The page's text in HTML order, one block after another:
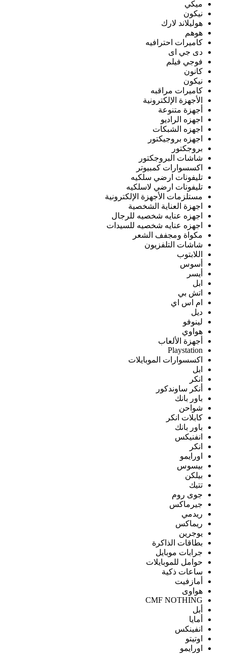
ميكي
نيكون
هوليلاند لارك
هوهم
كاميرات احترافيه
دى جي اى
فوجي فيلم
كانون
نيكون
كاميرات مراقبه
الأجهزة الإلكترونية
أجهزة متنوعة
اجهزه الراديو
اجهزه الشبكات
اجهزه بروجيكتور
بروجكتور
شاشات البروجكتور
اكسسوارات كمبيوتر
تليفونات ارضي سلكيه
تليفونات ارضي لاسلكيه
مستلزمات الأجهزة الإلكترونية
اجهزة العناية الشخصية
اجهزه عنايه شخصيه للرجال
اجهزه عنايه شخصيه للسيدات
مكواة ومجفف الشعر
شاشات التلفزيون
اللابتوب
أسوس
أيسر
ابل
اتش بي
ام اس اي
ديل
لينوفو
هواوي
أجهزة الألعاب
Playstation
اكسسوارات الموبايلات
ابل
انكر
أنكر ساوندكور
باور بانك
شواحن
كابلات انكر
باور بانك
انفنيكس
انكر
اورايمو
بيسوس
بيلكن
تتيك
جوى روم
جيرماكس
ريدمي
ريماكس
يوجرين
بطاقات الذاكرة
جرابات موبايل
حوامل للموبايلات
ساعات ذكية
أمازفيت
هواوى
CMF NOTHING
أبل
أمايا
انفينكس
اوتيتو
اورايمو